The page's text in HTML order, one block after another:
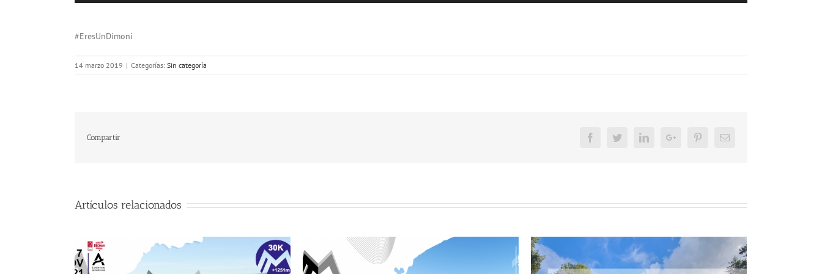
#EresUnDimoni
14 marzo 2019 | Categorías: Sin categoría
Compartir FacebookTwitterLinkedInGoogle+ PinterestEmail
Artículos relacionados